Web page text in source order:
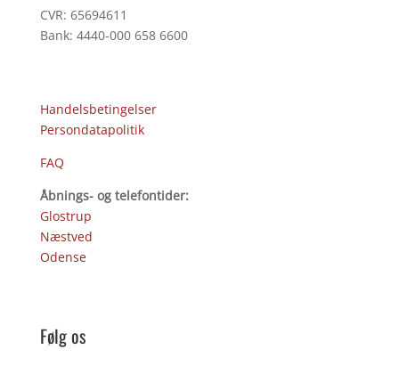
CVR: 65694611
Bank: 4440-000 658 6600
Handelsbetingelser
Persondatapolitik
FAQ
Åbnings- og telefontider:
Glostrup
Næstved
Odense
Følg os